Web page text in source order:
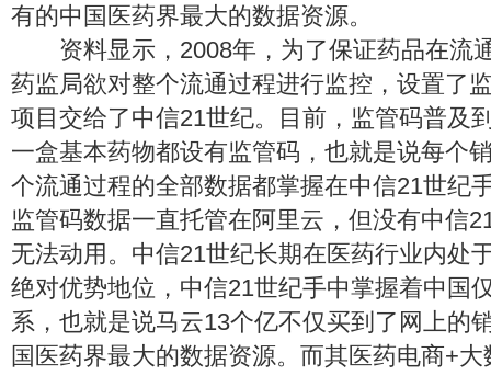
有的中国医药界最大的数据资源。
资料显示，2008年，为了保证药品在流
药监局欲对整个流通过程进行监控，设置了
项目交给了中信21世纪。目前，监管码普及
一盒基本药物都设有监管码，也就是说每个
个流通过程的全部数据都掌握在中信21世纪
监管码数据一直托管在阿里云，但没有中信
无法动用。中信21世纪长期在医药行业内处
绝对优势地位，中信21世纪手中掌握着中国
系，也就是说马云13个亿不仅买到了网上的
国医药界最大的数据资源。而其医药电商+